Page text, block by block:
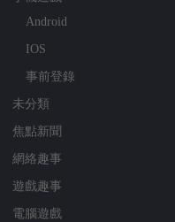
Android
IOS
事前登錄
未分類
焦點新聞
網絡趣事
遊戲趣事
電腦遊戲